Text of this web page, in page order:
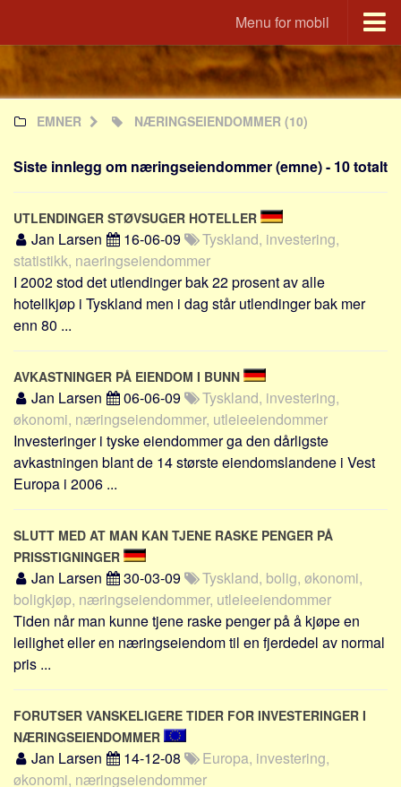
Menu for mobil
Utvandrerne.no
Udvandrerne.dk
Utvandrerne.no
Tyskland.dk
Rusland.dk
JLKM.dk
Land
Tyrkia
Spania
Frankrike
Sverige
Norge
Thailand
Italia
Amerikas Forente Stater
Alle
Nøkkelord
Bolig
Jobb
Bedrift
Investering
Pensjon
Forbruk
EMNER NÆRINGSEIENDOMMER (10)
Siste innlegg om næringseiendommer (emne) - 10 totalt
UTLENDINGER STØVSUGER HOTELLER
Jan Larsen 16-06-09
Tyskland, investering,
statistikk, naeringseiendommer
I 2002 stod det utlendinger bak 22 prosent av alle
hotellkjøp i Tyskland men i dag står utlendinger bak mer
enn 80 ...
AVKASTNINGER PÅ EIENDOM I BUNN
Jan Larsen 06-06-09
Tyskland, investering,
økonomi, næringseiendommer, utleieeiendommer
Investeringer i tyske eiendommer ga den dårligste
avkastningen blant de 14 største eiendomslandene i Vest
Europa i 2006 ...
SLUTT MED AT MAN KAN TJENE RASKE PENGER PÅ
PRISSTIGNINGER
Jan Larsen 30-03-09
Tyskland, bolig, økonomi,
boligkjøp, næringseiendommer, utleieeiendommer
Tiden når man kunne tjene raske penger på å kjøpe en
leilighet eller en næringseiendom til en fjerdedel av normal
pris ...
FORUTSER VANSKELIGERE TIDER FOR INVESTERINGER I
NÆRINGSEIENDOMMER
Jan Larsen 14-12-08
Europa, investering,
økonomi, næringseiendommer